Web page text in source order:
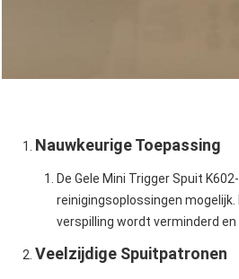
Nauwkeurige Toepassing
De Gele Mini Trigger Spuit
reinigingsoplossingen
verspilling wordt verminderd
Veelzijdige Spuitpatronen